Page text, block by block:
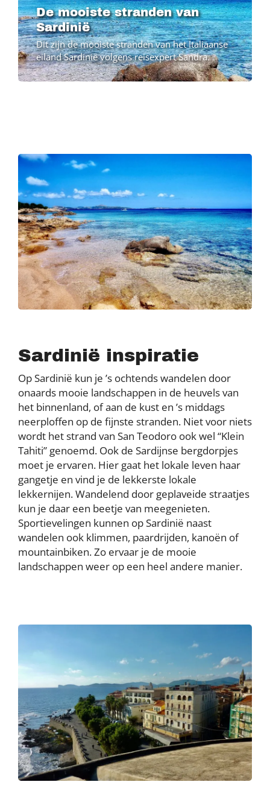
De mooiste stranden van
Sardinië
Dit zijn de mooiste stranden van het Italiaanse
eiland Sardinië volgens reisexpert Sandra.
Sardinië inspiratie
Op Sardinië kun je ’s ochtends wandelen door
onaards mooie landschappen in de heuvels van
het binnenland, of aan de kust en ’s middags
neerploffen op de fijnste stranden. Niet voor niets
wordt het strand van San Teodoro ook wel “Klein
Tahiti” genoemd. Ook de Sardijnse bergdorpjes
moet je ervaren. Hier gaat het lokale leven haar
gangetje en vind je de lekkerste lokale
lekkernijen. Wandelend door geplaveide straatjes
kun je daar een beetje van meegenieten.
Sportievelingen kunnen op Sardinië naast
wandelen ook klimmen, paardrijden, kanoën of
mountainbiken. Zo ervaar je de mooie
landschappen weer op een heel andere manier.